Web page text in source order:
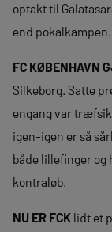
optakt til
end pokalkampen.
FC KØBENHAVN
Silkeborg. Satte
engang var
igen-igen er så
både lillefinger og
kontraløb.
NU ER FCK lidt et